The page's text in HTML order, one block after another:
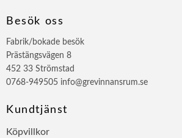
Besök oss
Fabrik/bokade besök
Prästängsvägen 8
452 33 Strömstad
0768-949505 info@grevinnansrum.se
Kundtjänst
Köpvillkor